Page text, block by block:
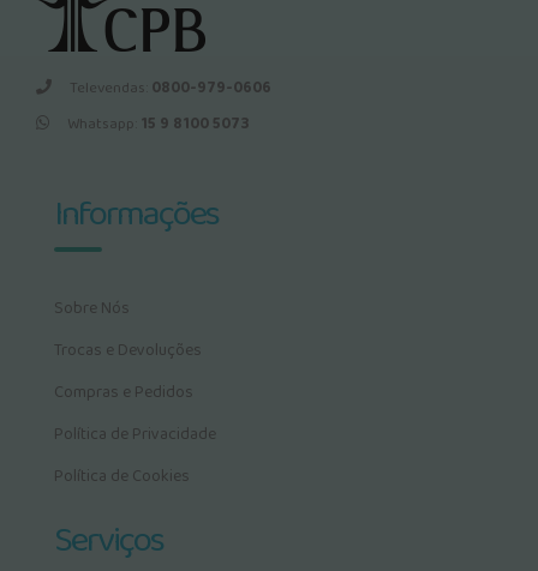
Televendas: 0800-979-0606
Whatsapp: 15 9 8100 5073
Informações
Sobre Nós
Trocas e Devoluções
Compras e Pedidos
Política de Privacidade
Política de Cookies
Serviços